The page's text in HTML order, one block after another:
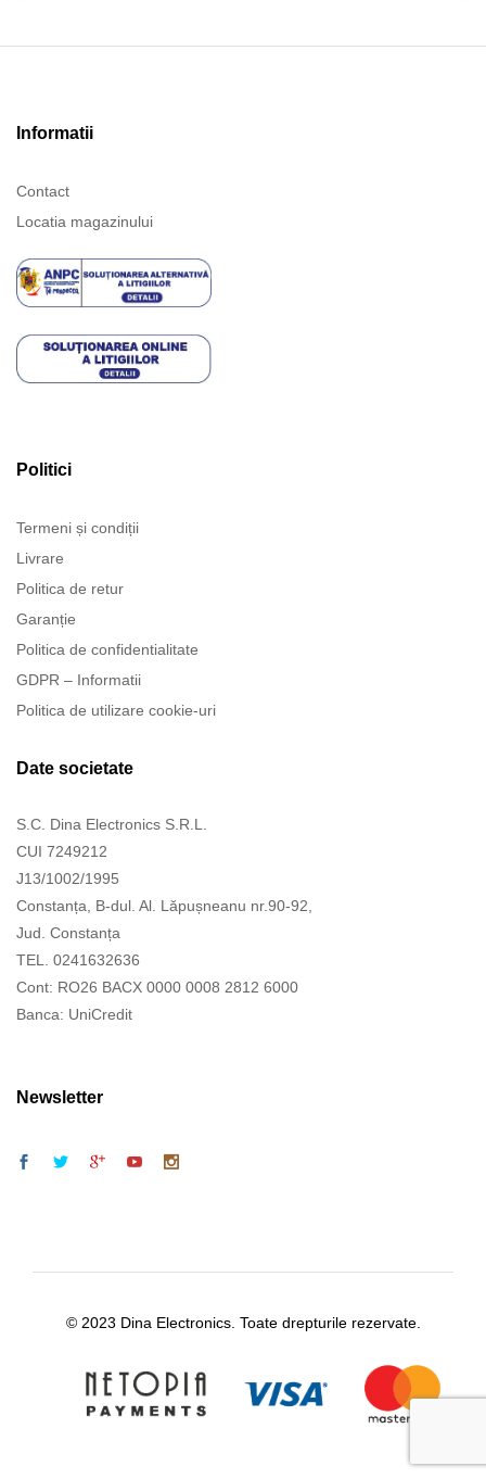
Informatii
Contact
Locatia magazinului
Politici
Termeni și condiții
Livrare
Politica de retur
Garanție
Politica de confidentialitate
GDPR – Informatii
Politica de utilizare cookie-uri
Date societate
S.C. Dina Electronics S.R.L.
CUI 7249212
J13/1002/1995
Constanța, B-dul. Al. Lăpușneanu nr.90-92,
Jud. Constanța
TEL. 0241632636
Cont: RO26 BACX 0000 0008 2812 6000
Banca: UniCredit
Newsletter
© 2023 Dina Electronics. Toate drepturile rezervate.